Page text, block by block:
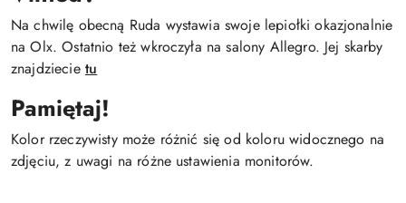
Na chwilę obecną Ruda wystawia swoje lepiołki okazjonalnie
na Olx. Ostatnio też wkroczyła na salony Allegro. Jej skarby
znajdziecie tu
Pamiętaj!
Kolor rzeczywisty może różnić się od koloru widocznego na
zdjęciu, z uwagi na różne ustawienia monitorów.